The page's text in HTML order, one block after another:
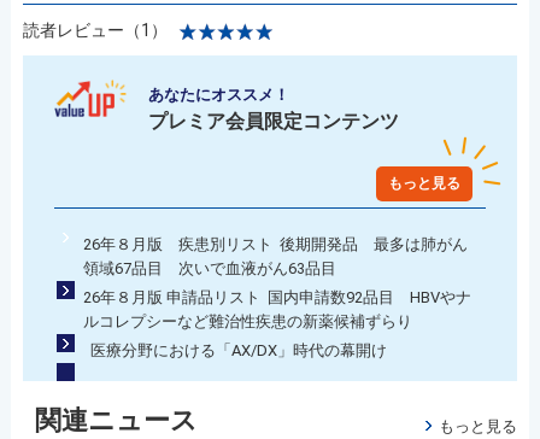
読者レビュー（1）
あなたにオススメ！
プレミア会員限定コンテンツ
もっと見る
26年８月版 疾患別リスト 後期開発品 最多は肺がん
領域67品目 次いで血液がん63品目
26年８月版 申請品リスト 国内申請数92品目 HBVやナ
ルコレプシーなど難治性疾患の新薬候補ずらり
医療分野における「AX/DX」時代の幕開け
関連ニュース もっと見る